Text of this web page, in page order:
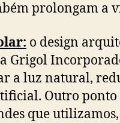
prolongam a
o design
Grigol
a luz natural,
Outro ponto
que